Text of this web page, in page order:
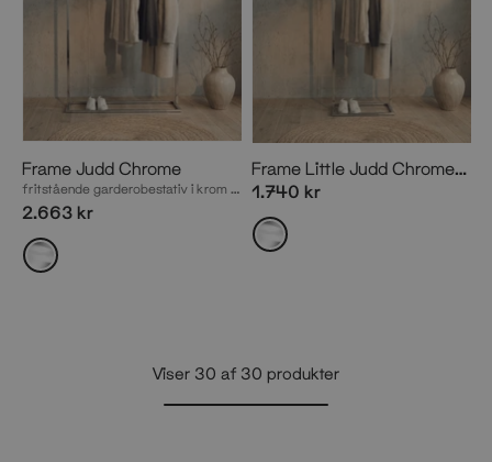
Frame Judd Chrome
fritstående garderobestativ i krom inspireret af ikonisk kunst
2.663 kr
Frame Little Judd Chrome | Fritstående tøjstativ til små rum
1.740 kr
Viser 30 af 30 produkter